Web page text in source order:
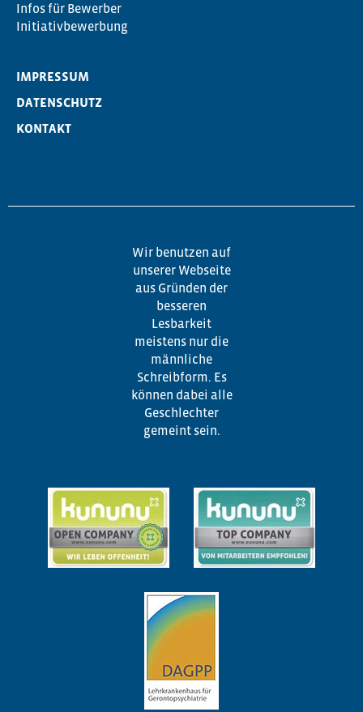
Infos für Bewerber
Initiativbewerbung
IMPRESSUM
DATENSCHUTZ
KONTAKT
Wir benutzen auf
unserer Webseite
aus Gründen der
besseren
Lesbarkeit
meistens nur die
männliche
Schreibform. Es
können dabei alle
Geschlechter
gemeint sein.